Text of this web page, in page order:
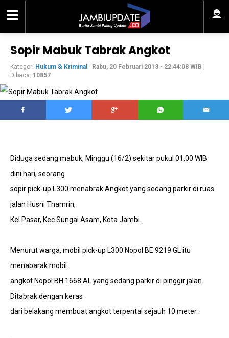
Sopir Mabuk Tabrak Angkot
Kategori Hukum & Kriminal - Rabu, 20 Februari 2013 - 22:44:08 WIB
Dibaca: 10857
Diduga sedang mabuk, Minggu (16/2) sekitar pukul 01.00 WIB
dini hari, seorang
sopir pick-up L300 menabrak Angkot yang sedang parkir di ruas
jalan Husni Thamrin,
Kel Pasar, Kec Sungai Asam, Kota Jambi.
Menurut warga, mobil pick-up L300 Nopol BE 9219 GL itu
menabarak mobil
angkot Nopol BH 1668 AL yang sedang parkir di pinggir jalan.
Ditabrak dengan keras
dari belakang membuat angkot terpental sejauh 10 meter.